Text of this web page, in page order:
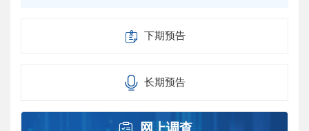
下期预告
长期预告